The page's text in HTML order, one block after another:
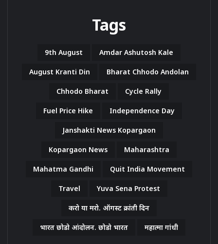
Tags
9th August Amdar Ashutosh Kale
August Kranti Din Bharat Chhodo Andolan
Chhodo Bharat Cycle Rally
Fuel Price Hike Independence Day
Janshakti News Kopargaon
Kopargaon News Maharashtra
Mahatma Gandhi Quit India Movement
Travel Yuva Sena Protest
करो या मरो. ऑगस्ट क्रांती दिन
भारत छोडो आंदोलन. छोडो भारत महात्मा गांधी